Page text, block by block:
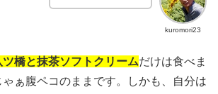
kuromori23
ツ橋と抹茶ソフトクリームだけは食べま
ゃぁ腹ペコのままです。しかも、自分は